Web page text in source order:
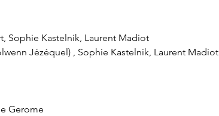
Sophie Kastelnik, Laurent Madiot
Jézéquel) , Sophie Kastelnik, Laurent Madiot
Gerome